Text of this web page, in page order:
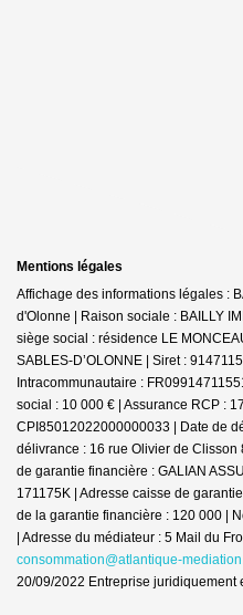
Mentions légales
Affichage des informations légales :
d'Olonne | Raison sociale : BAILLY
siège social : résidence LE
SABLES-D’OLONNE | Siret :
Intracommunautaire :
social : 10 000 € | Assurance RCP :
CPI85012022000000033 | Date de
délivrance : 16 rue Olivier de Clisson
de garantie financière : GALIAN
171175K | Adresse caisse de
de la garantie financière : 120 000 |
| Adresse du médiateur : 5 Mail du
consommation@atlantique-
20/09/2022 Entreprise juridiquement